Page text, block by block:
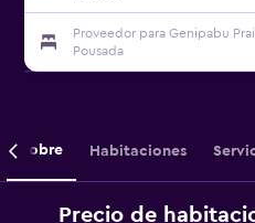
Proveedor para Genipabu
Pousada
Sobre Habitaciones
Precio de